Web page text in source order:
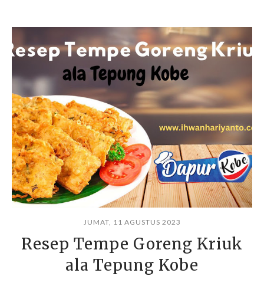
JUMAT, 11 AGUSTUS 2023
Resep Tempe Goreng Kriuk
ala Tepung Kobe